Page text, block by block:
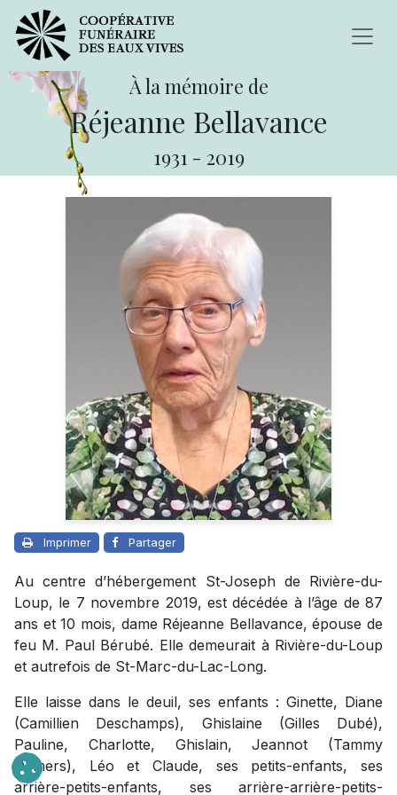
À la mémoire de
Réjeanne Bellavance
1931 - 2019
Imprimer Partager
Au centre d’hébergement St-Joseph de Rivière-du-
Loup, le 7 novembre 2019, est décédée à l’âge de 87
ans et 10 mois, dame Réjeanne Bellavance, épouse de
feu M. Paul Bérubé. Elle demeurait à Rivière-du-Loup
et autrefois de St-Marc-du-Lac-Long.
Elle laisse dans le deuil, ses enfants : Ginette, Diane
(Camillien Deschamps), Ghislaine (Gilles Dubé),
Pauline, Charlotte, Ghislain, Jeannot (Tammy
Demers), Léo et Claude, ses petits-enfants, ses
arrière-petits-enfants, ses arrière-arrière-petits-